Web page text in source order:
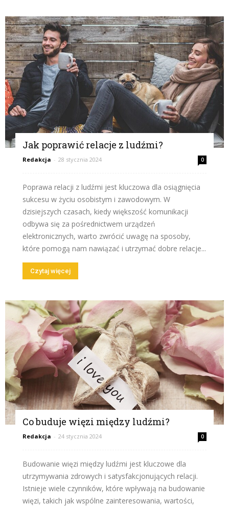
Jak poprawić relacje z ludźmi?
Redakcja - 28 stycznia 2024 0
Poprawa relacji z ludźmi jest kluczowa dla osiągnięcia
sukcesu w życiu osobistym i zawodowym. W
dzisiejszych czasach, kiedy większość komunikacji
odbywa się za pośrednictwem urządzeń
elektronicznych, warto zwrócić uwagę na sposoby,
które pomogą nam nawiązać i utrzymać dobre relacje...
Czytaj więcej
Co buduje więzi między ludźmi?
Redakcja - 24 stycznia 2024 0
Budowanie więzi między ludźmi jest kluczowe dla
utrzymywania zdrowych i satysfakcjonujących relacji.
Istnieje wiele czynników, które wpływają na budowanie
więzi, takich jak wspólne zainteresowania, wartości,